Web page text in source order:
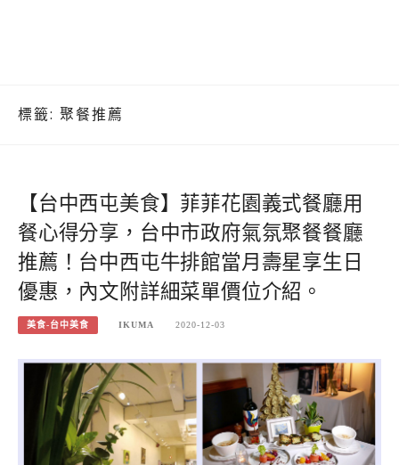
標籤: 聚餐推薦
【台中西屯美食】菲菲花園義式餐廳用
餐心得分享，台中市政府氣氛聚餐餐廳
推薦！台中西屯牛排館當月壽星享生日
優惠，內文附詳細菜單價位介紹。
美食-台中美食 IKUMA 2020-12-03